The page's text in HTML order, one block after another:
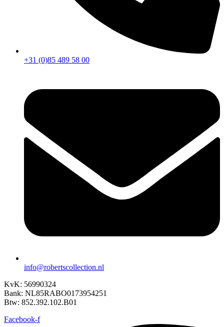
+31 (0)85 489 58 00
info@robertscollection.nl
KvK: 56990324
Bank: NL85RABO0173954251
Btw: 852.392.102.B01
Facebook-f